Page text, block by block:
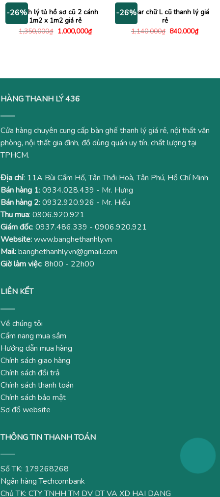
2,150,000₫.
-26%
Thanh lý tủ hồ sơ cũ 2 cánh
1m2 x 1m2 giá rẻ
1,350,000₫ Giá
gốc
1,000,000₫Giá
hiện
-26%
Bàn bar chữ L cũ thanh lý giá
rẻ
1,140,000₫ Giá
840,000₫Giá
hiện
HÀNG THANH LÝ 436
Cửa hàng chuyên cung cấp bàn ghế thanh lý giá rẻ, nội thất văn
phòng, nội thất gia đình, đồ dùng quán uy tín, chất lượng tại
TPHCM.
Địa chỉ: 11A Bùi Cẩm Hổ, Tân Thới Hoà, Tân Phú, Hồ Chí Minh
Bán hàng 1: 0934.028.439 - Mr. Hưng
Bán hàng 2: 0932.920.926 - Mr. Hiếu
Thu mua: 0906.920.921
Giám đốc: 0937.486.339 - 0906.920.921
Website:www.banghethanhly.vn
Mail:banghethanhly.vn@gmail.com
Giờ làm việc: 8h00 - 22h00
LIÊN KẾT
Về chúng tôi
Cẩm nang mua sắm
Hướng dẫn mua hàng
Chính sách giao hàng
Chính sách đổi trả
Chính sách thanh toán
Chính sách bảo mật
Sơ đồ website
THÔNG TIN THANH TOÁN
Số TK: 179268268
Ngân hàng Techcombank
Chủ TK: CTY TNHH TM DV DT VA XD HAI DANG